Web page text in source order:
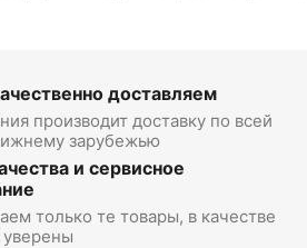
доставляем
производит доставку по всей
зарубежью
и сервисное
только те товары, в качестве